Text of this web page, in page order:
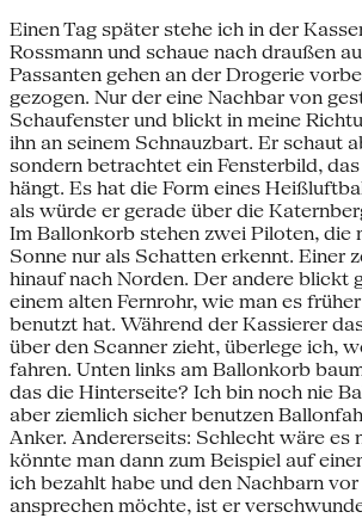
Einen Tag später stehe ich in der
Rossmann und schaue nach draußen
Passanten gehen an der Drogerie
gezogen. Nur der eine Nachbar von
Schaufenster und blickt in meine
ihn an seinem Schnauzbart. Er schaut
sondern betrachtet ein Fensterbild,
hängt. Es hat die Form eines
als würde er gerade über die
Im Ballonkorb stehen zwei Piloten, die
Sonne nur als Schatten erkennt. Einer
hinauf nach Norden. Der andere blickt
einem alten Fernrohr, wie man es
benutzt hat. Während der Kassierer
über den Scanner zieht, überlege ich,
fahren. Unten links am Ballonkorb
das die Hinterseite? Ich bin noch nie
aber ziemlich sicher benutzen
Anker. Andererseits: Schlecht wäre es
könnte man dann zum Beispiel auf
ich bezahlt habe und den Nachbarn
ansprechen möchte, ist er